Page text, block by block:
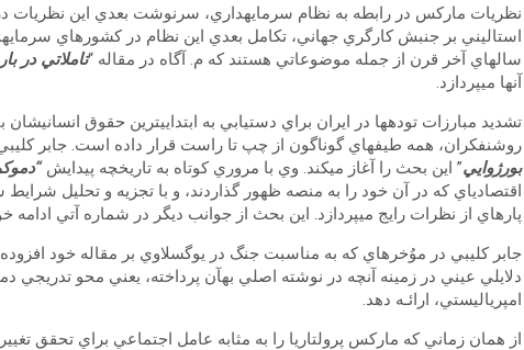
نظريات ماركس در رابطه به نظام سرمايه‏داري، سرنوشت بعدي اين
استاليني بر جنبش كارگري جهاني، تكامل بعدي اين نظام در كشور‏هاي
سال‏هاي آخر قرن از جمله موضوعاتي هستند كه م. آگاه در مقاله “تاملاتي در
آن‏ها مي‏پردازد.
تشديد مبارزات توده‏ها در ايران براي دستيابي به ابتدايي‏ترين حقوق انساني‏شان
روشنفكران، همه طيف‏هاي گوناگون از چپ تا راست قرار داده است. جابر
بورژوايي” اين بحث را آغاز مي‏كند. وي با مروري كوتاه به تاريخچه پيدايش
اقتصادي‏اي كه در آن خود را به منصه ظهور گذاردند، و با تجزيه و تحليل
پاره‏اي از نظرات رايج مي‏پردازد. اين بحث از جوانب ديگر در شماره آتي ادامه
جابر كليبي در موُخره‏اي كه به مناسبت جنگ در يوگسلاوي بر مقاله خود
دلايلي عيني در زمينه آن‏چه در نوشته اصلي به‏آن پرداخته، يعني محو
امپرياليستي، ارائـه دهد.
از همان زماني كه ماركس پرولتاريا را به مثابه عامل اجتماعي براي تحقق